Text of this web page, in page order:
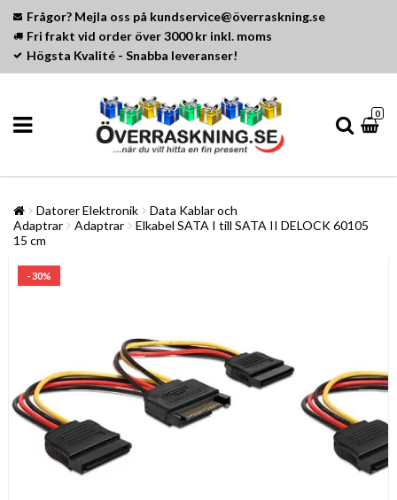
Frågor? Mejla oss på kundservice@överraskning.se
Fri frakt vid order över 3000 kr inkl. moms
Högsta Kvalité - Snabba leveranser!
0
Datorer Elektronik
Data Kablar och
Adaptrar
Adaptrar
Elkabel SATA I till SATA II DELOCK 60105
15 cm
- 30%